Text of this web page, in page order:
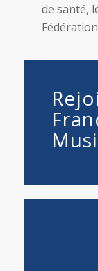
de santé,